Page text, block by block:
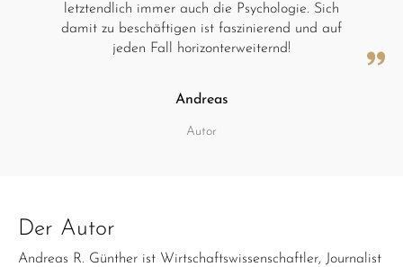
letztendlich immer auch die Psychologie. Sich
damit zu beschäftigen ist faszinierend und auf
jeden Fall horizonterweiternd!
Andreas
Autor
Der Autor
Andreas R. Günther ist Wirtschaftswissenschaftler, Journalist